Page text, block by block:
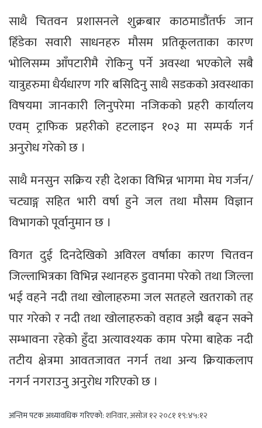
साथै चितवन प्रशासनले शुक्रबार काठमाडौंतर्फ जान
हिँडेका सवारी साधनहरु मौसम प्रतिकूलताका कारण
भोलिसम्म आँपटारीमै रोकिनु पर्ने अवस्था भएकोले सबै
यात्रुहरुमा धैर्यधारण गरि बसिदिनु साथै सडकको अवस्थाका
विषयमा जानकारी लिनुपरेमा नजिकको प्रहरी कार्यालय
एवम् ट्राफिक प्रहरीको हटलाइन १०३ मा सम्पर्क गर्न
अनुरोध गरेको छ ।
साथै मनसुन सक्रिय रही देशका विभिन्न भागमा मेघ गर्जन/
चट्याङ्ग सहित भारी वर्षा हुने जल तथा मौसम विज्ञान
विभागको पूर्वानुमान छ ।
विगत दुई दिनदेखिको अविरल वर्षाका कारण चितवन
जिल्लाभित्रका विभिन्न स्थानहरु डुवानमा परेको तथा जिल्ला
भई वहने नदी तथा खोलाहरुमा जल सतहले खतराको तह
पार गरेको र नदी तथा खोलाहरुको वहाव अझै बढ्न सक्ने
सम्भावना रहेको हुँदा अत्यावश्यक काम परेमा बाहेक नदी
तटीय क्षेत्रमा आवतजावत नगर्न तथा अन्य क्रियाकलाप
नगर्न नगराउनु अनुरोध गरिएको छ ।
अन्तिम पटक अध्यावधिक गरिएको:शनिवार, असोज १२ २०८१ १९:४५:१२